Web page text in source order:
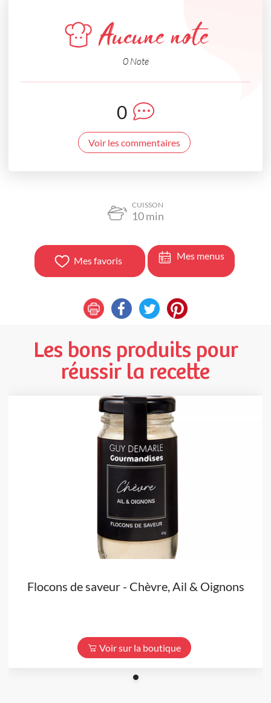
Aucune note
0 Note
0
Voir les commentaires
CUISSON
10min
Mes favoris Mes menus
Les bons produits pour
réussir la recette
Flocons de saveur - Chèvre, Ail & Oignons
Voir sur la boutique